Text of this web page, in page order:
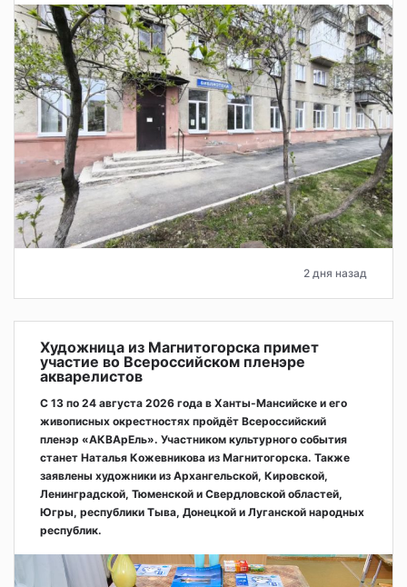
2 дня назад
Художница из Магнитогорска примет
участие во Всероссийском пленэре
акварелистов
С 13 по 24 августа 2026 года в Ханты-Мансийске и его
живописных окрестностях пройдёт Всероссийский
пленэр «АКВАрЕль». Участником культурного события
станет Наталья Кожевникова из Магнитогорска. Также
заявлены художники из Архангельской, Кировской,
Ленинградской, Тюменской и Свердловской областей,
Югры, республики Тыва, Донецкой и Луганской народных
республик.